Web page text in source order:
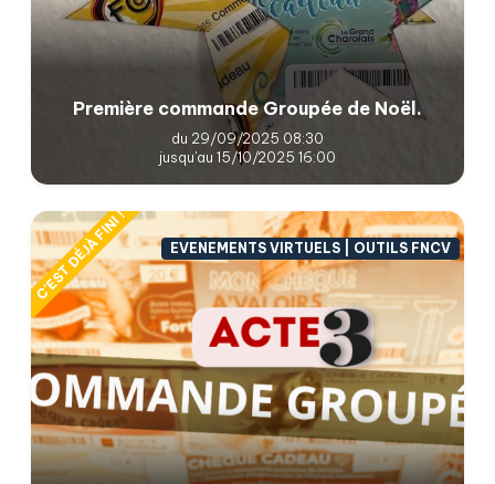
Première commande Groupée de Noël.
du 29/09/2025 08:30
jusqu'au 15/10/2025 16:00
C'EST DÉJÀ FINI ! EVENEMENTS VIRTUELS | OUTILS FNCV